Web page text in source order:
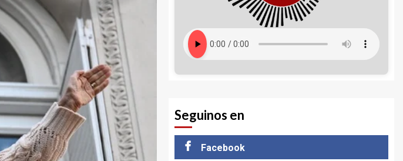
Seguinos en
Facebook